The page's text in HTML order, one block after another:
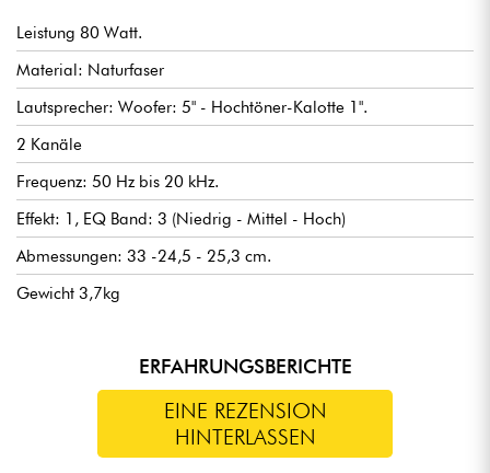
Leistung 80 Watt.
Material: Naturfaser
Lautsprecher: Woofer: 5" - Hochtöner-Kalotte 1".
2 Kanäle
Frequenz: 50 Hz bis 20 kHz.
Effekt: 1, EQ Band: 3 (Niedrig - Mittel - Hoch)
Abmessungen: 33 -24,5 - 25,3 cm.
Gewicht 3,7kg
ERFAHRUNGSBERICHTE
EINE REZENSION
HINTERLASSEN